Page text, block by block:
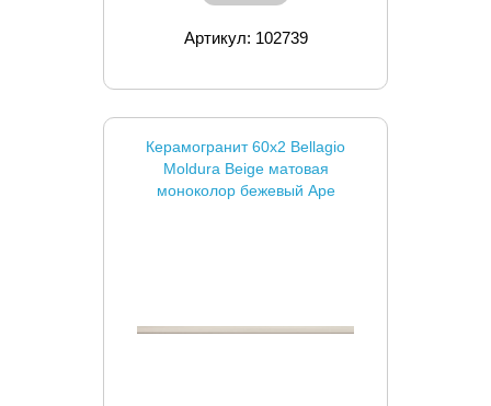
Артикул: 102739
Керамогранит 60x2 Bellagio
Moldura Beige матовая
моноколор бежевый Ape